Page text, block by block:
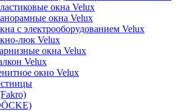
окна Velux
окна Velux
с электрооборудованием Velux
люк Velux
окна Velux
Velux
окно Velux